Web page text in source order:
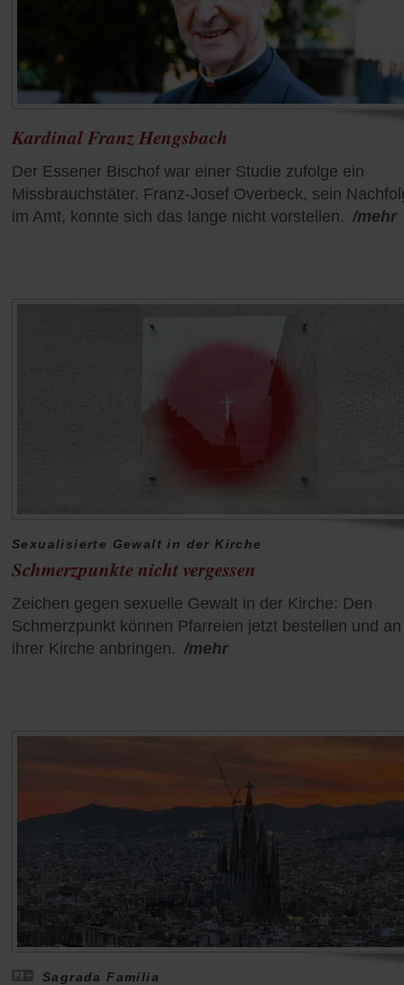
Kardinal Franz Hengsbach
Der Essener Bischof war einer Studie zufolge ein
Missbrauchstäter. Franz-Josef Overbeck, sein
im Amt, konnte sich das lange nicht vorstellen. /mehr
Sexualisierte Gewalt in der Kirche
Schmerzpunkte nicht vergessen
Zeichen gegen sexuelle Gewalt in der Kirche: Den
Schmerzpunkt können Pfarreien jetzt bestellen und an
ihrer Kirche anbringen. /mehr
Sagrada Família